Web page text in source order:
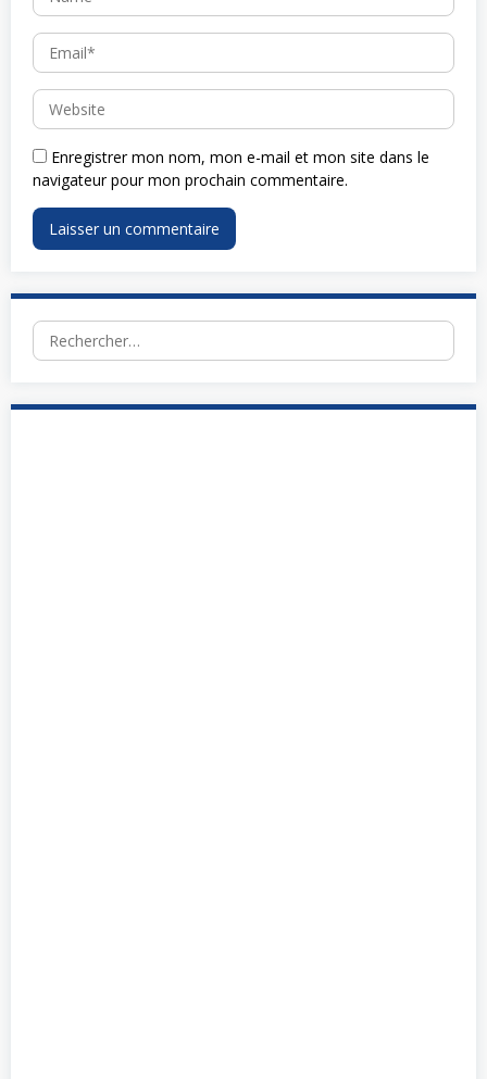
Enregistrer mon nom, mon e-mail et mon site dans le
navigateur pour mon prochain commentaire.
Rechercher :